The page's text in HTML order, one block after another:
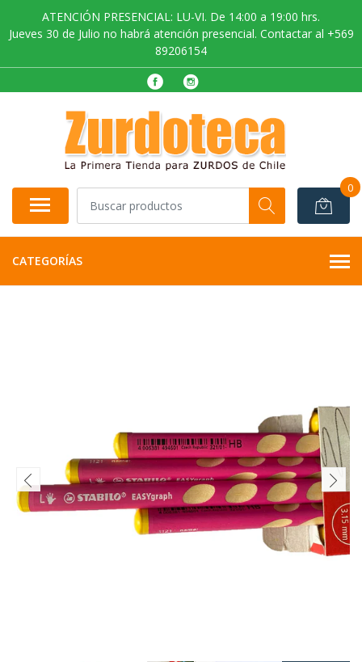
ATENCIÓN PRESENCIAL: LU-VI. De 14:00 a 19:00 hrs.
Jueves 30 de Julio no habrá atención presencial. Contactar al +569
89206154
0
CATEGORÍAS